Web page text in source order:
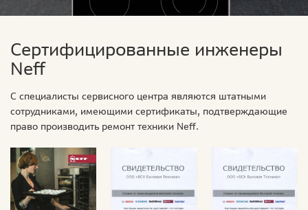
Сертифицированные инженеры
Neff
С специалисты сервисного центра являются штатными
сотрудниками, имеющими сертификаты, подтверждающие
право производить ремонт техники Neff.